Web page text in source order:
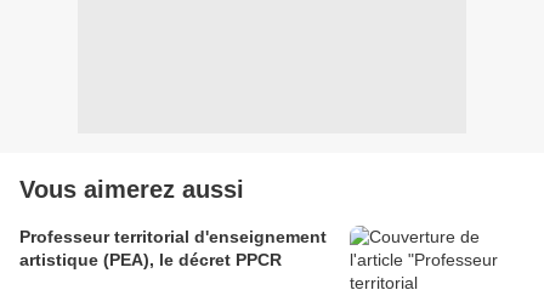
Vous aimerez aussi
Professeur territorial d'enseignement
artistique (PEA), le décret PPCR